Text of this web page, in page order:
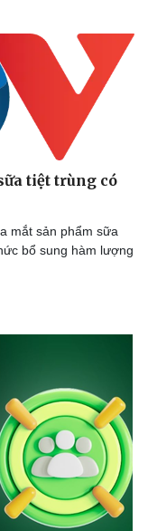
tiệt trùng có
mắt sản phẩm sữa
bổ sung hàm lượng